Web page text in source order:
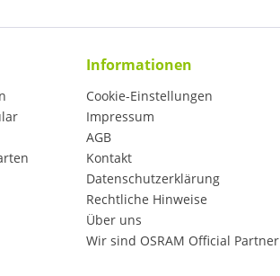
Informationen
Cookie-Einstellungen
Impressum
AGB
Kontakt
Datenschutzerklärung
Rechtliche Hinweise
Über uns
Wir sind OSRAM Official Partner